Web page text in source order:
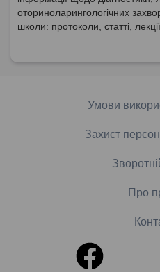
оториноларингологічних
школи: протоколи, статті,
Умови
Захист
Про